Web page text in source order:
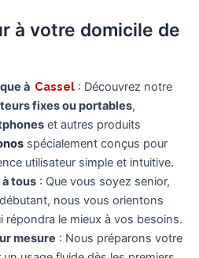
à votre domicile de
à Cassel : Découvrez notre
fixes ou portables,
et autres produits
spécialement conçus pour
utilisateur simple et intuitive.
tous: Que vous soyez senior,
nous vous orientons
répondra le mieux à vos besoins.
mesure : Nous préparons votre